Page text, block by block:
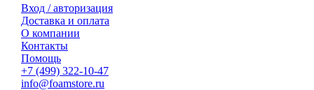
Вход / авторизация
Доставка и оплата
О компании
Контакты
Помощь
+7 (499) 322-10-47
info@foamstore.ru